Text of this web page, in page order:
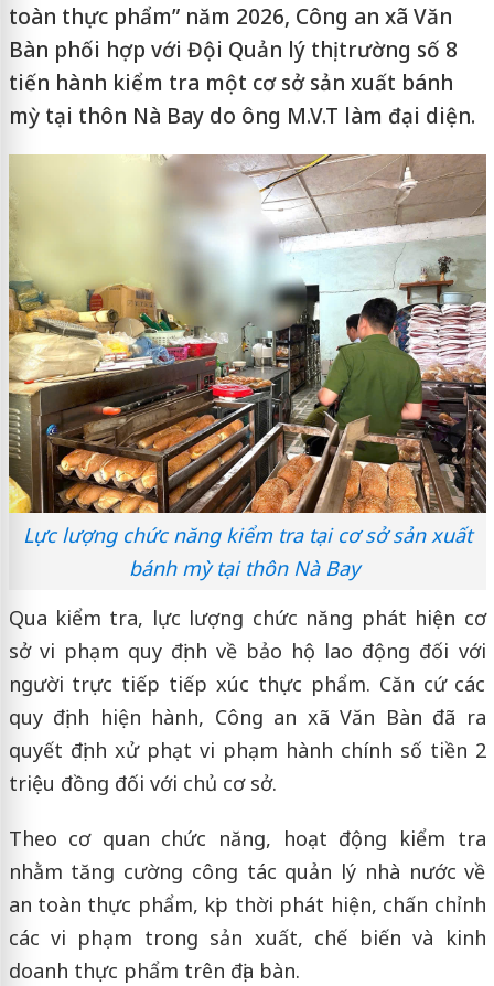
toàn thực phẩm” năm 2026, Công an xã Văn
Bàn phối hợp với Đội Quản lý thị trường số 8
tiến hành kiểm tra một cơ sở sản xuất bánh
mỳ tại thôn Nà Bay do ông M.V.T làm đại diện.
Lực lượng chức năng kiểm tra tại cơ sở sản xuất
bánh mỳ tại thôn Nà Bay
Qua kiểm tra, lực lượng chức năng phát hiện cơ
sở vi phạm quy định về bảo hộ lao động đối với
người trực tiếp tiếp xúc thực phẩm. Căn cứ các
quy định hiện hành, Công an xã Văn Bàn đã ra
quyết định xử phạt vi phạm hành chính số tiền 2
triệu đồng đối với chủ cơ sở.
Theo cơ quan chức năng, hoạt động kiểm tra
nhằm tăng cường công tác quản lý nhà nước về
an toàn thực phẩm, kịp thời phát hiện, chấn chỉnh
các vi phạm trong sản xuất, chế biến và kinh
doanh thực phẩm trên địa bàn.